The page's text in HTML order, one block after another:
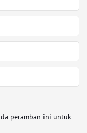
peramban ini untuk